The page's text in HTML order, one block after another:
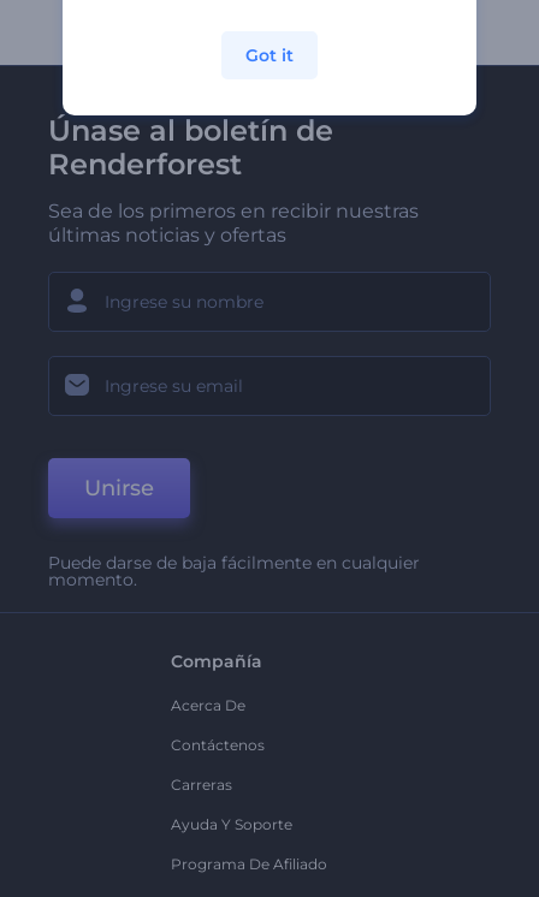
Únase al boletín de
Renderforest
Sea de los primeros en recibir nuestras
últimas noticias y ofertas
Unirse
Puede darse de baja fácilmente en cualquier
momento.
Compañía
Acerca De
Contáctenos
Carreras
Ayuda Y Soporte
Programa De Afiliado
Got it